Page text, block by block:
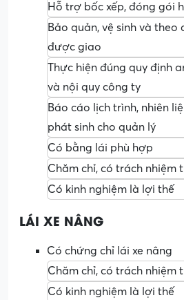
Hỗ trợ bốc xếp, đóng gói
Bảo quản, vệ sinh và theo
được giao
Thực hiện đúng quy định
và nội quy công ty
Báo cáo lịch trình, nhiên
phát sinh cho quản lý
Có bằng lái phù hợp
Chăm chỉ, có trách nhiệm
Có kinh nghiệm là lợi thế
LÁI XE NÂNG
Có chứng chỉ lái xe nâng
Chăm chỉ, có trách nhiệm
Có kinh nghiệm là lợi thế